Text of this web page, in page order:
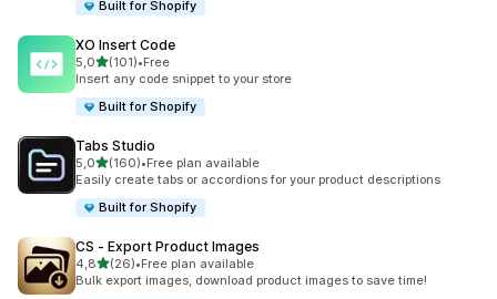
Built for Shopify
XO Insert Code
5,05 yıldız üzerinden
(101)
toplam 101 değerlendirme
•Free
Insert any code snippet to your store
Built for Shopify
Tabs Studio
5,05 yıldız üzerinden
(160)
toplam 160 değerlendirme
•Free plan available
Easily create tabs or accordions for your product descriptions
Built for Shopify
CS ‑ Export Product Images
4,85 yıldız üzerinden
(26)
toplam 26 değerlendirme
•Free plan available
Bulk export images, download product images to save time!